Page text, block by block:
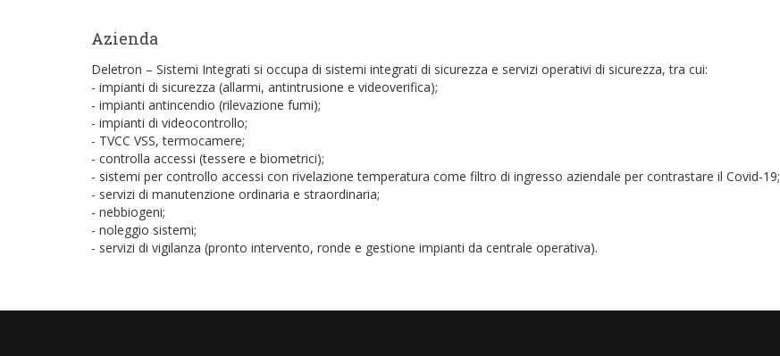
Azienda
Deletron – Sistemi Integrati si occupa di sistemi integrati di sicurezza e servizi operativi di sicurezza, tra cui:
- impianti di sicurezza (allarmi, antintrusione e videoverifica);
- impianti antincendio (rilevazione fumi);
- impianti di videocontrollo;
- TVCC VSS, termocamere;
- controlla accessi (tessere e biometrici);
- sistemi per controllo accessi con rivelazione temperatura come filtro di ingresso aziendale per contrastare il Covid-19;
- servizi di manutenzione ordinaria e straordinaria;
- nebbiogeni;
- noleggio sistemi;
- servizi di vigilanza (pronto intervento, ronde e gestione impianti da centrale operativa).